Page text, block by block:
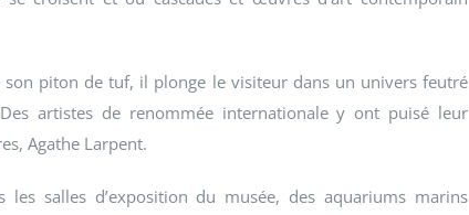
piton de tuf, il plonge le visiteur dans un univers feutré
artistes de renommée internationale y ont puisé leur
Agathe Larpent.
salles d’exposition du musée, des aquariums marins